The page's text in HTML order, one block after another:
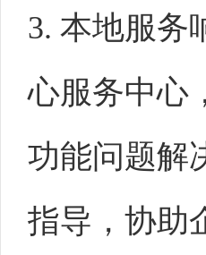
3. 本地服务
心服务中心
功能问题解
指导，协助